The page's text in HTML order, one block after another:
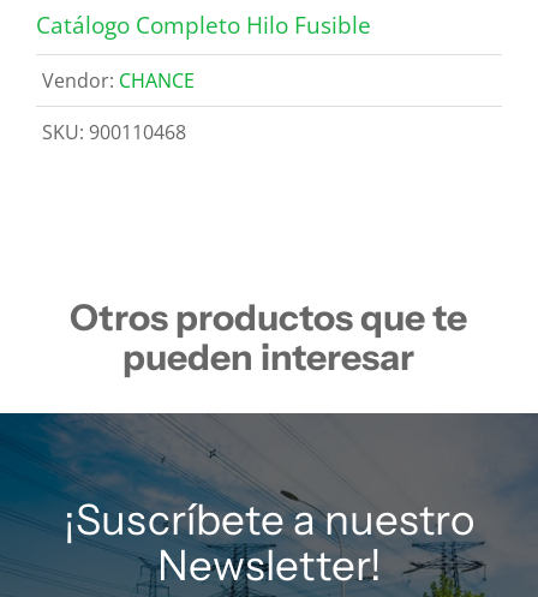
Catálogo Completo Hilo Fusible
Vendor: CHANCE
SKU: 900110468
Otros productos que te
pueden interesar
¡Suscríbete a nuestro
Newsletter!